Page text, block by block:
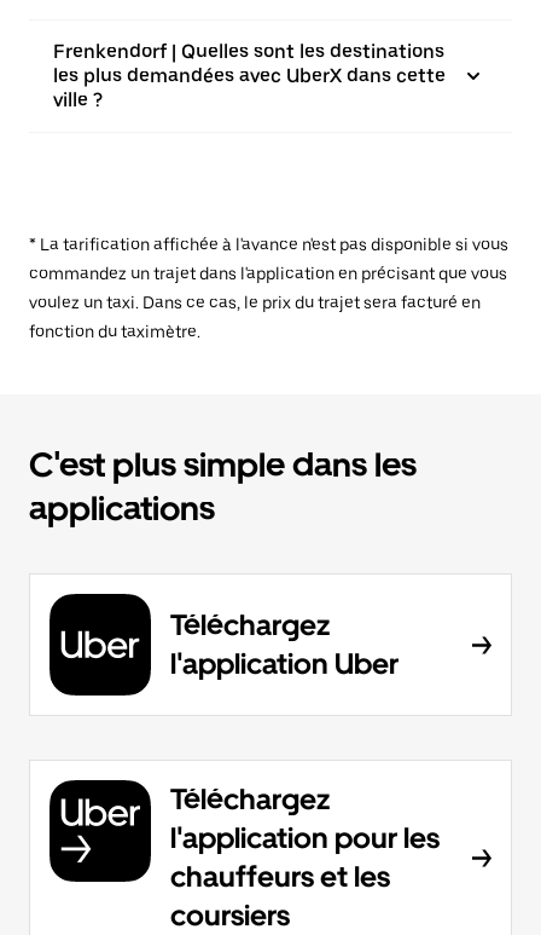
Frenkendorf | Quelles sont les destinations
les plus demandées avec UberX dans cette
ville ?
* La tarification affichée à l'avance n'est pas disponible si vous
commandez un trajet dans l'application en précisant que vous
voulez un taxi. Dans ce cas, le prix du trajet sera facturé en
fonction du taximètre.
C'est plus simple dans les
applications
Téléchargez
l'application Uber
Téléchargez
l'application pour les
chauffeurs et les
coursiers